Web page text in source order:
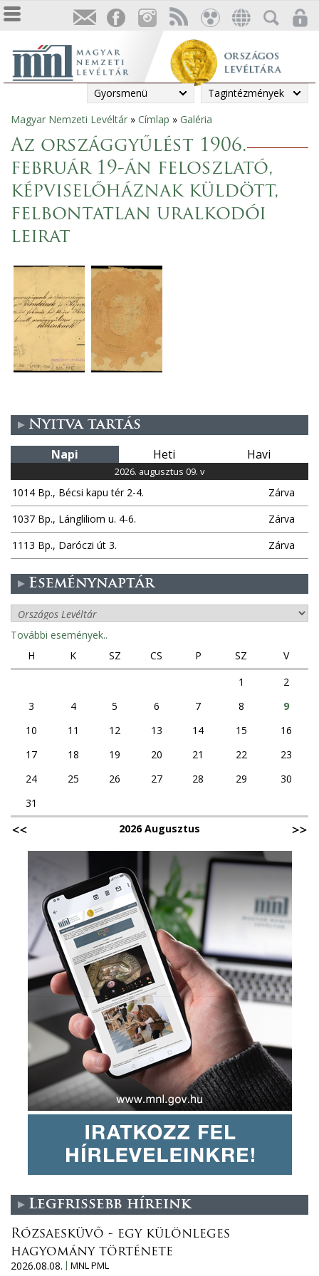
Gyorsmenü Tagintézmények
Jelenlegi
hely
Magyar Nemzeti Levéltár » Címlap » Galéria
Az országgyűlést 1906.
február 19-án feloszlató,
képviselőháznak küldött,
felbontatlan uralkodói
leirat
Nyitva tartás
Napi Heti Havi
2026. augusztus 09. v
1014 Bp., Bécsi kapu tér 2-4.
Zárva
1037 Bp., Lángliliom u. 4-6.
Zárva
1113 Bp., Daróczi út 3.
Zárva
Eseménynaptár
További események..
H
K SZ CS P SZ
V
1
2
3
4 5 6 7 8
9
10
11 12 13 14 15
16
17
18 19 20 21 22
23
24
25 26 27 28 29
30
31
2026 Augusztus
Legfrissebb híreink
Rózsaesküvő - egy különleges
hagyomány története
2026.08.08.
MNL PML